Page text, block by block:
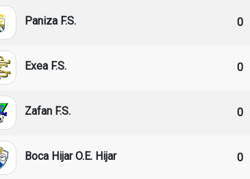
Paniza F.S. 0
Exea F.S. 0
Zafan F.S. 0
Boca Hijar O.E. Hijar 0